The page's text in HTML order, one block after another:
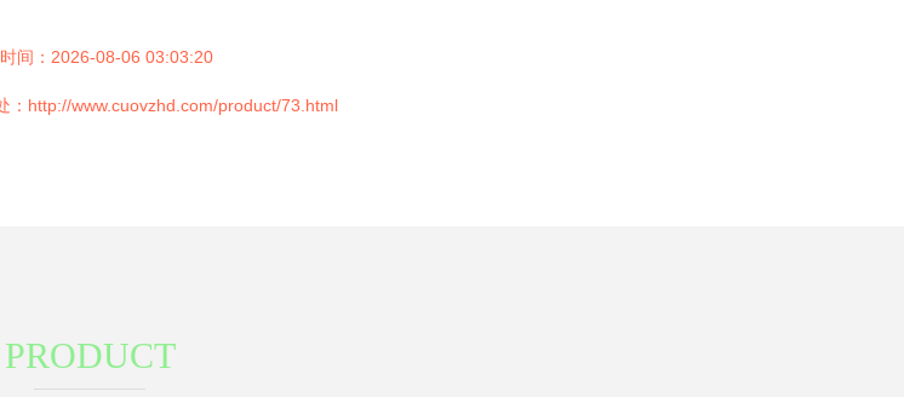
间：2026-08-06 03:03:20
：http://www.cuovzhd.com/product/73.html
PRODUCT